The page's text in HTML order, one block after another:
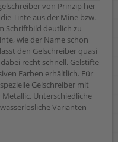
von Prinzip her
Tinte aus der Mine bzw.
Schriftbild deutlich zu
wie der Name schon
den Gelschreiber quasi
recht schnell. Gelstifte
Farben erhältlich. Für
Gelschreiber mit
Unterschiedliche
Varianten